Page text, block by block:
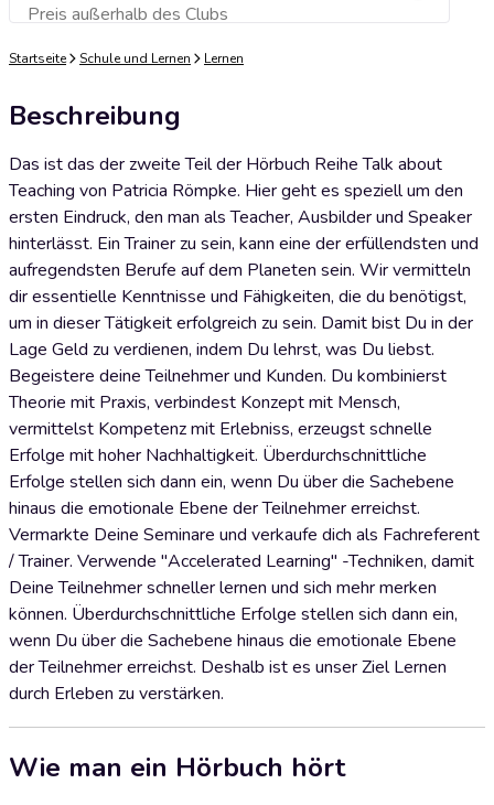
Preis außerhalb des ClubsZum Warenkorb hinzufügen
Startseite Schule und Lernen Lernen
Beschreibung
Das ist das der zweite Teil der Hörbuch Reihe Talk about
Teaching von Patricia Römpke. Hier geht es speziell um den
ersten Eindruck, den man als Teacher, Ausbilder und Speaker
hinterlässt. Ein Trainer zu sein, kann eine der erfüllendsten und
aufregendsten Berufe auf dem Planeten sein. Wir vermitteln
dir essentielle Kenntnisse und Fähigkeiten, die du benötigst,
um in dieser Tätigkeit erfolgreich zu sein. Damit bist Du in der
Lage Geld zu verdienen, indem Du lehrst, was Du liebst.
Begeistere deine Teilnehmer und Kunden. Du kombinierst
Theorie mit Praxis, verbindest Konzept mit Mensch,
vermittelst Kompetenz mit Erlebniss, erzeugst schnelle
Erfolge mit hoher Nachhaltigkeit. Überdurchschnittliche
Erfolge stellen sich dann ein, wenn Du über die Sachebene
hinaus die emotionale Ebene der Teilnehmer erreichst.
Vermarkte Deine Seminare und verkaufe dich als Fachreferent
/ Trainer. Verwende "Accelerated Learning" -Techniken, damit
Deine Teilnehmer schneller lernen und sich mehr merken
können. Überdurchschnittliche Erfolge stellen sich dann ein,
wenn Du über die Sachebene hinaus die emotionale Ebene
der Teilnehmer erreichst. Deshalb ist es unser Ziel Lernen
durch Erleben zu verstärken.
Wie man ein Hörbuch hört